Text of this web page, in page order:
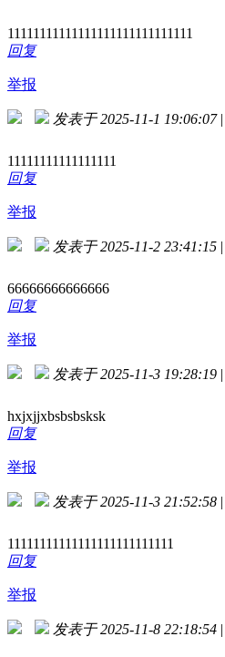
11111111111111111111111111111
回复
举报
发表于 2025-11-1 19:06:07 |
11111111111111111
回复
举报
发表于 2025-11-2 23:41:15 |
66666666666666
回复
举报
发表于 2025-11-3 19:28:19 |
hxjxjjxbsbsbsksk
回复
举报
发表于 2025-11-3 21:52:58 |
11111111111111111111111111
回复
举报
发表于 2025-11-8 22:18:54 |